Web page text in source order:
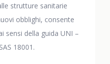
strutture sanitarie
obblighi, consente
sensi della guida UNI –
18001.